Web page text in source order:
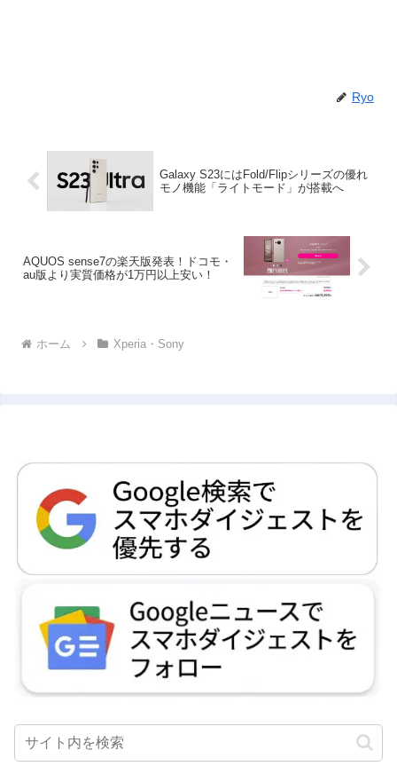
Ryo
Galaxy S23にはFold/Flipシリーズの優れ
モノ機能「ライトモード」が搭載へ
AQUOS sense7の楽天版発表！ドコモ・
au版より実質価格が1万円以上安い！
ホーム Xperia・Sony